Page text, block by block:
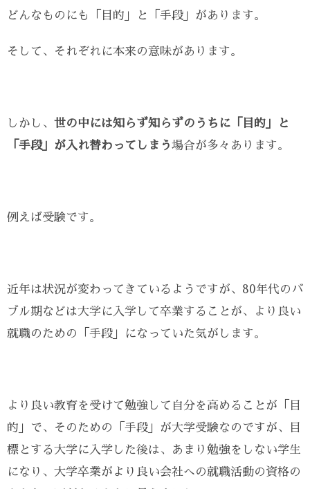
どんなものにも「目的」と「手段」があります。
そして、それぞれに本来の意味があります。
しかし、 世の中には知らず知らずのうちに「目的」と
「手段」が入れ替わってしまう場合が多々あります。
例えば受験です。
近年は状況が変わってきているようですが、80年代のバ
ブル期などは大学に入学して卒業することが、より良い
就職のための「手段」になっていた気がします。
より良い教育を受けて勉強して自分を高めることが「目
的」で、そのための「手段」が大学受験なのですが、目
標とする大学に入学した後は、あまり勉強をしない学生
になり、大学卒業がより良い会社への就職活動の資格の